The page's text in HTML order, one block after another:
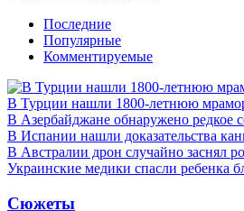
Последние
Популярные
Комментируемые
В Турции нашли 1800-летнюю
В Азербайджане обнаружено редкое
В Испании нашли доказательства
В Австралии дрон случайно заснял
Украинские медики спасли ребенка
Сюжеты